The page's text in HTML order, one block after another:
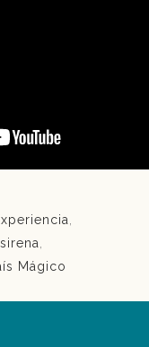
sirena
Mágico